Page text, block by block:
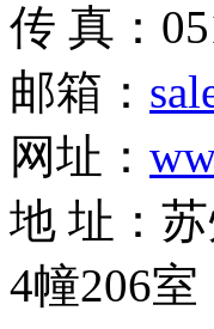
传 真：
邮箱：
网址：
地 址：
4幢206室